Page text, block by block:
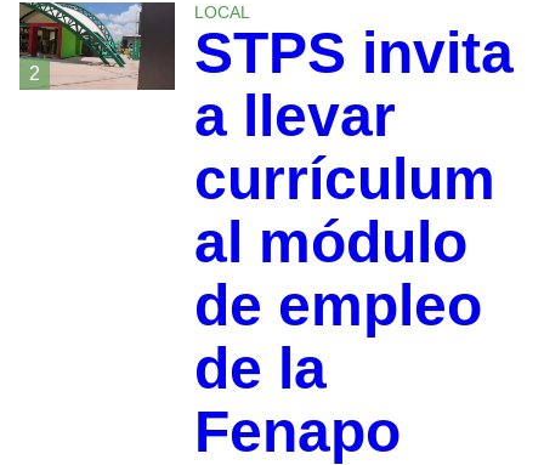
2
LOCAL
STPS invita
a llevar
currículum
al módulo
de empleo
de la
Fenapo